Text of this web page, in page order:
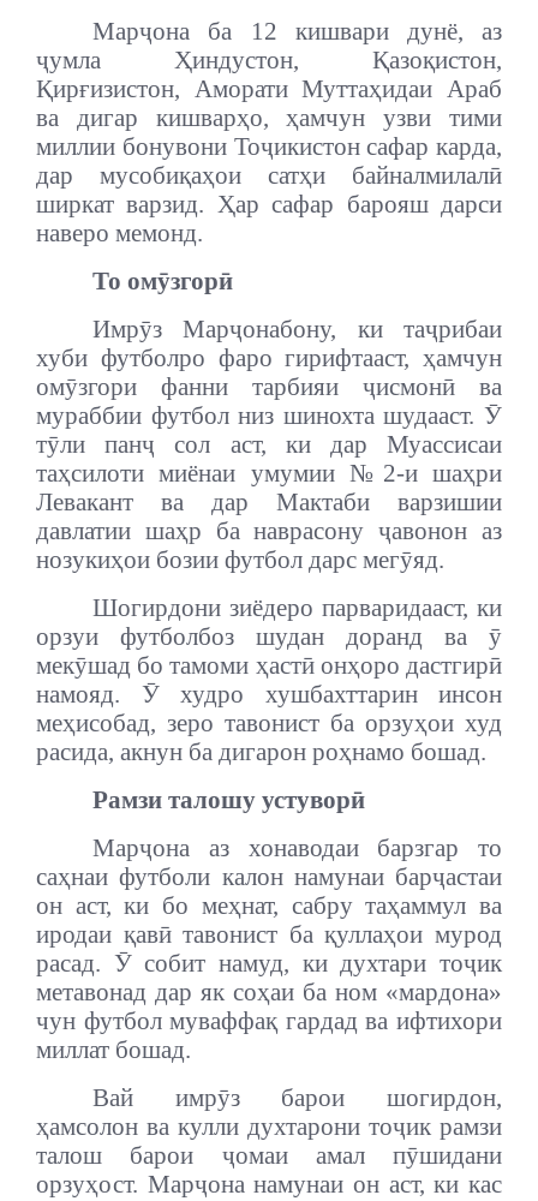
Марҷона ба 12 кишвари дунё, аз
ҷумла Ҳиндустон, Қазоқистон,
Қирғизистон, Аморати Муттаҳидаи Араб
ва дигар кишварҳо, ҳамчун узви тими
миллии бонувони Тоҷикистон сафар карда,
дар мусобиқаҳои сатҳи байналмилалӣ
ширкат варзид. Ҳар сафар барояш дарси
наверо мемонд.
То омӯзгорӣ
Имрӯз Марҷонабону, ки таҷрибаи
хуби футболро фаро гирифтааст, ҳамчун
омӯзгори фанни тарбияи ҷисмонӣ ва
мураббии футбол низ шинохта шудааст. Ӯ
тӯли панҷ сол аст, ки дар Муассисаи
таҳсилоти миёнаи умумии №2-и шаҳри
Левакант ва дар Мактаби варзишии
давлатии шаҳр ба наврасону ҷавонон аз
нозукиҳои бозии футбол дарс мегӯяд.
Шогирдони зиёдеро парваридааст, ки
орзуи футболбоз шудан доранд ва ӯ
мекӯшад бо тамоми ҳастӣ онҳоро дастгирӣ
намояд. Ӯ худро хушбахттарин инсон
меҳисобад, зеро тавонист ба орзуҳои худ
расида, акнун ба дигарон роҳнамо бошад.
Рамзи талошу устуворӣ
Марҷона аз хонаводаи барзгар то
саҳнаи футболи калон намунаи барҷастаи
он аст, ки бо меҳнат, сабру таҳаммул ва
иродаи қавӣ тавонист ба қуллаҳои мурод
расад. Ӯ собит намуд, ки духтари тоҷик
метавонад дар як соҳаи ба ном «мардона»
чун футбол муваффақ гардад ва ифтихори
миллат бошад.
Вай имрӯз барои шогирдон,
ҳамсолон ва кулли духтарони тоҷик рамзи
талош барои ҷомаи амал пӯшидани
орзуҳост. Марҷона намунаи он аст, ки кас